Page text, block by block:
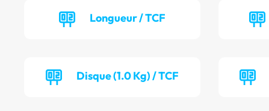
Longueur / TCF
Disque (1.0 Kg) / TCF